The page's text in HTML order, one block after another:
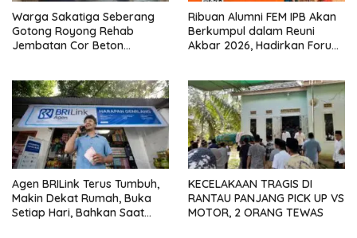
Warga Sakatiga Seberang
Gotong Royong Rehab
Jembatan Cor Beton
Ribuan Alumni FEM IPB Akan
Berkumpul dalam Reuni
Akbar 2026, Hadirkan Forum
Agen BRILink Terus Tumbuh,
Makin Dekat Rumah, Buka
Setiap Hari, Bahkan Saat
KECELAKAAN TRAGIS DI
RANTAU PANJANG PICK UP VS
MOTOR, 2 ORANG TEWAS